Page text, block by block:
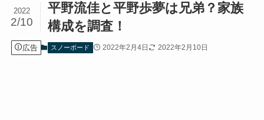
平野流佳と平野歩夢は兄弟？家族
構成を調査！
2022
2/10
広告 スノーボード 2022年2月4日 2022年2月10日